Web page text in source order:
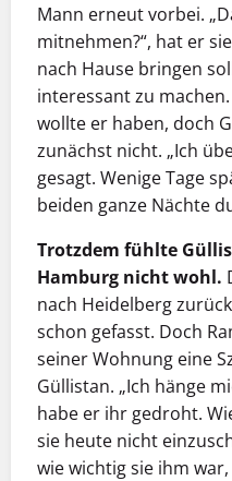
Mann erneut vorbei.
mitnehmen?“, hat er
nach Hause bringen
interessant zu
wollte er haben, doch
zunächst nicht. „Ich
gesagt. Wenige Tage
beiden ganze Nächte
Trotzdem fühlte
Hamburg nicht wohl.
nach Heidelberg
schon gefasst. Doch
seiner Wohnung eine
Güllistan. „Ich hänge
habe er ihr gedroht.
sie heute nicht
wie wichtig sie ihm